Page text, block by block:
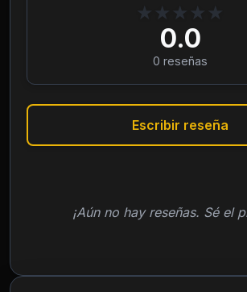
★ ★ ★ ★ ★
0.0
0 reseñas
Escribir reseña
¡Aún no hay reseñas. Sé el